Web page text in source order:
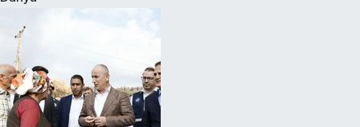
Kültür Sanat
Sağlık